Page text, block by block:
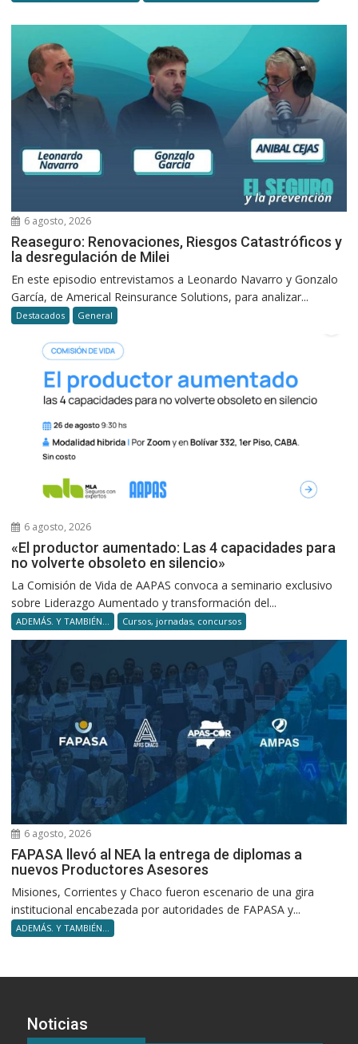
6 agosto, 2026
Reaseguro: Renovaciones, Riesgos Catastróficos y
la desregulación de Milei
En este episodio entrevistamos a Leonardo Navarro y Gonzalo
García, de Americal Reinsurance Solutions, para analizar...
Destacados General
6 agosto, 2026
«El productor aumentado: Las 4 capacidades para
no volverte obsoleto en silencio»
La Comisión de Vida de AAPAS convoca a seminario exclusivo
sobre Liderazgo Aumentado y transformación del...
ADEMÁS. Y TAMBIÉN... Cursos, jornadas, concursos
6 agosto, 2026
FAPASA llevó al NEA la entrega de diplomas a
nuevos Productores Asesores
Misiones, Corrientes y Chaco fueron escenario de una gira
institucional encabezada por autoridades de FAPASA y...
ADEMÁS. Y TAMBIÉN...
Noticias